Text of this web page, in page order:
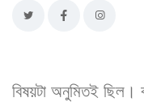
বিষয়টা অনুমিতই ছিল।